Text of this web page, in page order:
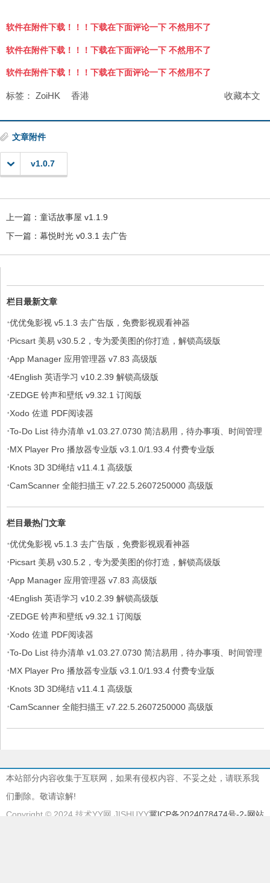
软件在附件下载！！！下载在下面评论一下 不然用不了
软件在附件下载！！！下载在下面评论一下 不然用不了
软件在附件下载！！！下载在下面评论一下 不然用不了
收藏本文
标签： ZoiHK 香港
文章附件
v1.0.7
上一篇： 童话故事屋 v1.1.9
下一篇： 幕悦时光 v0.3.1 去广告
栏目最新文章
·优优兔影视 v5.1.3 去广告版，免费影视观看神器
·Picsart 美易 v30.5.2，专为爱美图的你打造，解锁高级版
·App Manager 应用管理器 v7.83 高级版
·4English 英语学习 v10.2.39 解锁高级版
·ZEDGE 铃声和壁纸 v9.32.1 订阅版
·Xodo 佐道 PDF阅读器
·To-Do List 待办清单 v1.03.27.0730 简洁易用，待办事项、时间管理
软件，解锁专业版
·MX Player Pro 播放器专业版 v3.1.0/1.93.4 付费专业版
·Knots 3D 3D绳结 v11.4.1 高级版
·CamScanner 全能扫描王 v7.22.5.2607250000 高级版
栏目最热门文章
·优优兔影视 v5.1.3 去广告版，免费影视观看神器
·Picsart 美易 v30.5.2，专为爱美图的你打造，解锁高级版
·App Manager 应用管理器 v7.83 高级版
·4English 英语学习 v10.2.39 解锁高级版
·ZEDGE 铃声和壁纸 v9.32.1 订阅版
·Xodo 佐道 PDF阅读器
·To-Do List 待办清单 v1.03.27.0730 简洁易用，待办事项、时间管理
软件，解锁专业版
·MX Player Pro 播放器专业版 v3.1.0/1.93.4 付费专业版
·Knots 3D 3D绳结 v11.4.1 高级版
·CamScanner 全能扫描王 v7.22.5.2607250000 高级版
本站部分内容收集于互联网，如果有侵权内容、不妥之处，请联系我
们删除。敬请谅解!
Copyright © 2024 技术YY网 JISHUYY冀ICP备2024078474号-2-网站